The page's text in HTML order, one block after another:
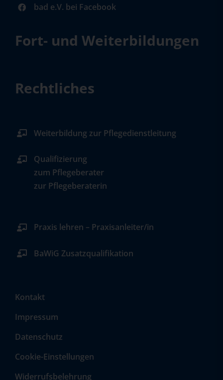
bad e.V. bei Facebook
Fort- und Weiterbildungen
Rechtliches
Weiterbildung zur Pflegedienstleitung
Qualifizierung
zum Pflegeberater
zur Pflegeberaterin
Praxis lehren – Praxisanleiter/in
BaWiG Zusatzqualifikation
Kontakt
Impressum
Datenschutz
Cookie-Einstellungen
Widerrufsbelehrung